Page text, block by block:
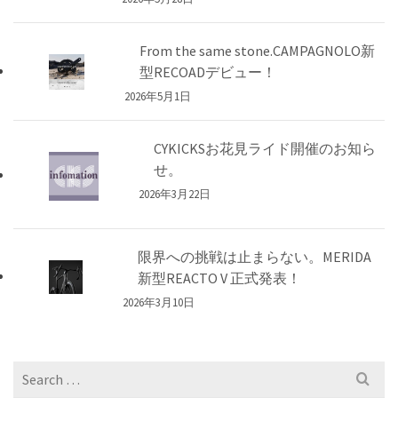
From the same stone.CAMPAGNOLO新
型RECOADデビュー！
2026年5月1日
CYKICKSお花見ライド開催のお知ら
せ。
2026年3月22日
限界への挑戦は止まらない。MERIDA
新型REACTO V 正式発表！
2026年3月10日
Search